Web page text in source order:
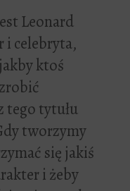
Leonard
i celebryta,
ktoś
tego tytułu
tworzymy
się jakiś
i żeby